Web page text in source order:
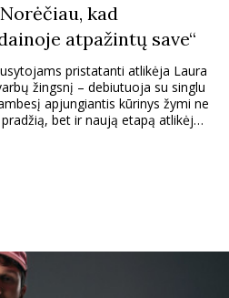
kad
atpažintų save“
pristatanti atlikėja Laura
žingsnį – debiutuoja su singlu
apjungiantis kūrinys žymi ne
bet ir naują etapą atlikėjos
Snorre Bergerud, kurį sutiko
atlikėjos, jų kūrybinė partnerystė